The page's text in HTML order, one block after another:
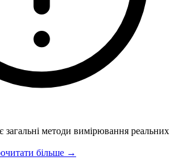
загальні методи вимірювання реальних
більше →